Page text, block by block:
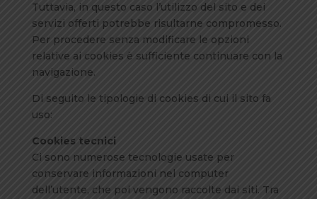
Tuttavia, in questo caso l’utilizzo del sito e dei
servizi offerti potrebbe risultarne compromesso.
Per procedere senza modificare le opzioni
relative ai cookies è sufficiente continuare con la
navigazione.
Di seguito le tipologie di cookies di cui il sito fa
uso:
Cookies tecnici
Ci sono numerose tecnologie usate per
conservare informazioni nel computer
dell’utente, che poi vengono raccolte dai siti. Tra